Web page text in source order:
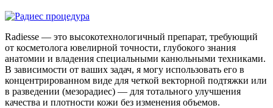
Radiesse — это высокотехнологичный препарат, требующий
от косметолога ювелирной точности, глубокого знания
анатомии и владения специальными канюльными техниками.
В зависимости от ваших задач, я могу использовать его в
концентрированном виде для четкой векторной подтяжки или
в разведении (мезорадиес) — для тотального улучшения
качества и плотности кожи без изменения объемов.